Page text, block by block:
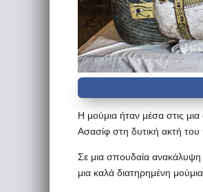
Η μούμια ήταν μέσα στις
Ασασίφ στη δυτική ακτή
Σε μια σπουδαία
μια καλά διατηρημένη